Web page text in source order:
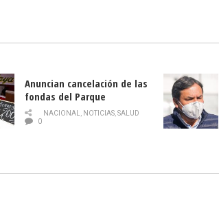
Anuncian cancelación de las
fondas del Parque
O’Higgins debido al
coronavirus
NACIONAL NOTICIAS, SALUD
0